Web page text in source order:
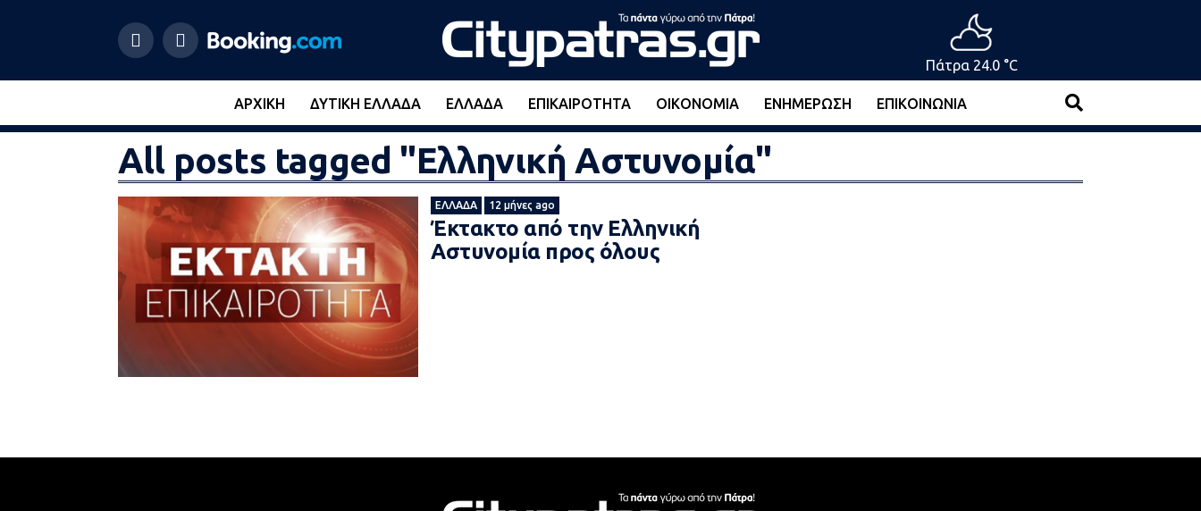
Πάτρα 24.0 °C
ΑΡΧΙΚΉ ΔΥΤΙΚΉ ΕΛΛΆΔΑ ΕΛΛΆΔΑ ΕΠΙΚΑΙΡΌΤΗΤΑ ΟΙΚΟΝΟΜΊΑ ΕΝΗΜΈΡΩΣΗ ΕΠΙΚΟΙΝΩΝΊΑ
All posts tagged "Ελληνική Αστυνομία"
ΕΛΛΆΔΑ 12 μήνες ago
Έκτακτο από την Ελληνική
Αστυνομία προς όλους